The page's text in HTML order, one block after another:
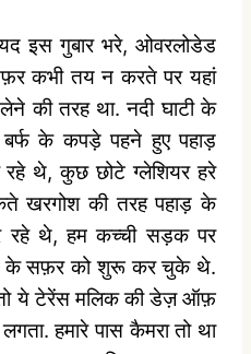
इस गुबार भरे, ओवरलोडेड
कभी तय न करते पर यहां
की तरह था. नदी घाटी के
के कपड़े पहने हुए पहाड़
रहे थे, कुछ छोटे ग्लेशियर हरे
खरगोश की तरह पहाड़ के
रहे थे, हम कच्ची सड़क पर
के सफ़र को शुरू कर चुके थे.
तो ये टेरेंस मलिक की डेज़ ऑफ़
हमारे पास कैमरा तो था